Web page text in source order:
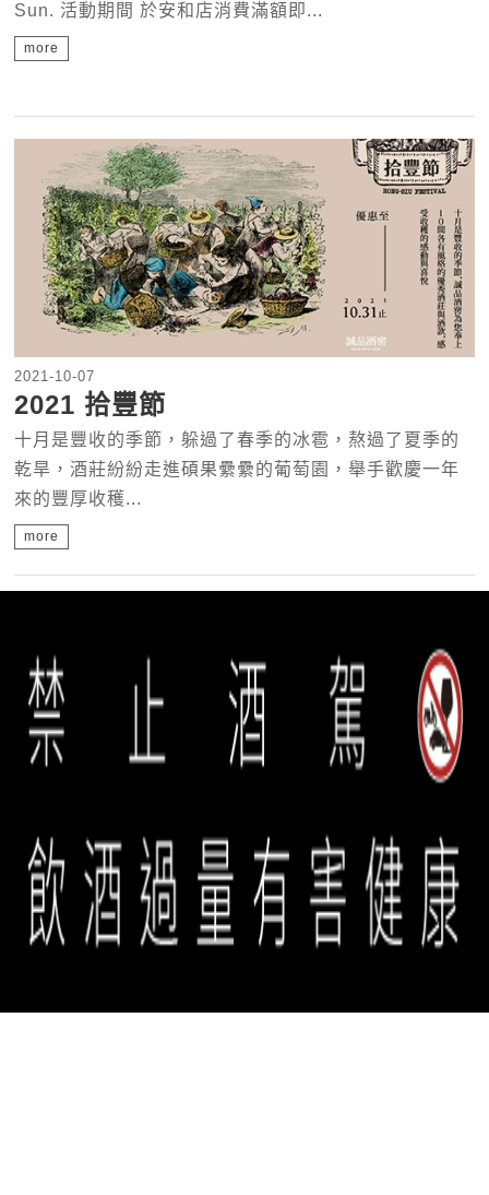
Sun. 活動期間 於安和店消費滿額即...
more
2021-10-07
2021 拾豐節
十月是豐收的季節，躲過了春季的冰雹，熬過了夏季的
乾旱，酒莊紛紛走進碩果纍纍的葡萄園，舉手歡慶一年
來的豐厚收穫...
more
誠品生活餐旅事業群 copyright © 2026 eslite spectrum all rights